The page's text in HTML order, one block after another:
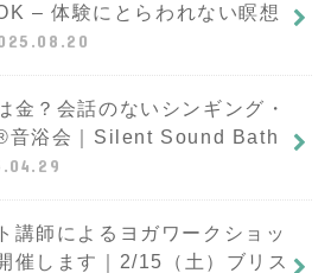
– 体験にとらわれない瞑想
金？会話のないシンギング・
音浴会｜Silent Sound Bath
講師によるヨガワークショッ
催します｜2/15（土）ブリス